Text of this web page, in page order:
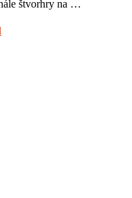
štvorhry na …